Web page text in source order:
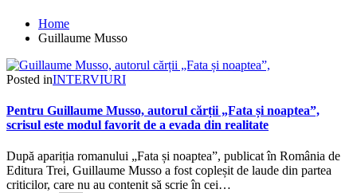
Home
Guillaume Musso
Posted inINTERVIURI
Pentru Guillaume Musso, autorul cărții „Fata și noaptea”,
scrisul este modul favorit de a evada din realitate
După apariția romanului „Fata și noaptea”, publicat în România de
Editura Trei, Guillaume Musso a fost copleșit de laude din partea
criticilor, care nu au contenit să scrie în cei…